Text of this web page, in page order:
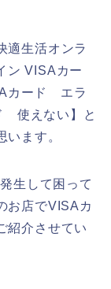
適生活オンラ
ン VISAカー
カード エラ
使えない】と
ます。
生して困って
お店でVISAカ
紹介させてい